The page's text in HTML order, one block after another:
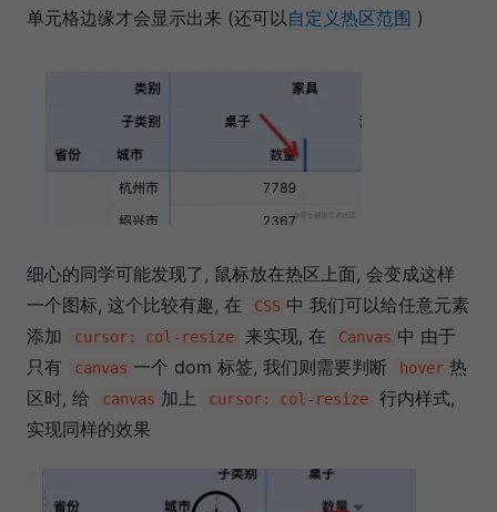
单元格边缘才会显示出来 (还可以自定义热区范围 )
细心的同学可能发现了, 鼠标放在热区上面, 会变成这样
一个图标, 这个比较有趣, 在
CSS 中 我们可以给任意元素
添加
cursor: col-resize 来实现, 在 Canvas 中 由于
只有
canvas 一个 dom 标签, 我们则需要判断 hover 热
区时, 给
canvas 加上 cursor: col-resize
行内样式,
实现同样的效果